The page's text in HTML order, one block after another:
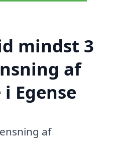
mindst 3
af
Egense
af